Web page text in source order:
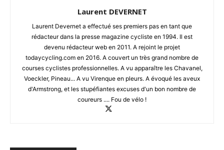
Laurent DEVERNET
Laurent Devernet a effectué ses premiers pas en tant que
rédacteur dans la presse magazine cycliste en 1994. Il est
devenu rédacteur web en 2011. A rejoint le projet
todaycycling.com en 2016. A couvert un très grand nombre de
courses cyclistes professionnelles. A vu apparaître les Chavanel,
Voeckler, Pineau... A vu Virenque en pleurs. A évoqué les aveux
d'Armstrong, et les stupéfiantes excuses d'un bon nombre de
coureurs .... Fou de vélo !